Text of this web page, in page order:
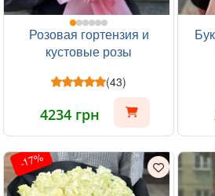
Розовая гортензия и
кустовые розы
(43)
4234 грн
-17%